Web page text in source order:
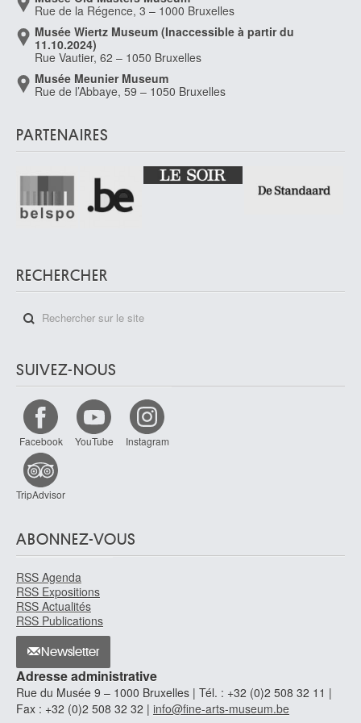
services.
Rue de la Régence, 3 – 1000 Bruxelles
Musée Wiertz Museum (Inaccessible à partir du
11.10.2024)
Rue Vautier, 62 – 1050 Bruxelles
Musée Meunier Museum
Rue de l’Abbaye, 59 – 1050 Bruxelles
PARTENAIRES
RECHERCHER
SUIVEZ-NOUS
Facebook YouTube Instagram
TripAdvisor
ABONNEZ-VOUS
RSS Agenda
RSS Expositions
RSS Actualités
RSS Publications
Newsletter
Adresse administrative
Rue du Musée 9 – 1000 Bruxelles | Tél. : +32 (0)2 508 32 11 |
Fax : +32 (0)2 508 32 32 | info@fine-arts-museum.be